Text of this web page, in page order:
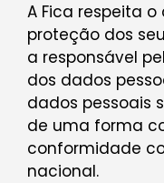
A Fica respeita
proteção dos
a responsável
dos dados
dados pessoais
de uma forma
conformidade
nacional.